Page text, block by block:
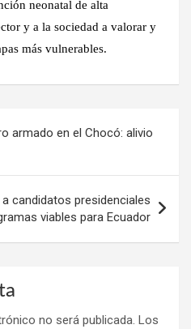
neonatal de alta
y a la sociedad a valorar y
más vulnerables.
armado en el Chocó: alivio
candidatos presidenciales
viables para Ecuador
no será publicada. Los